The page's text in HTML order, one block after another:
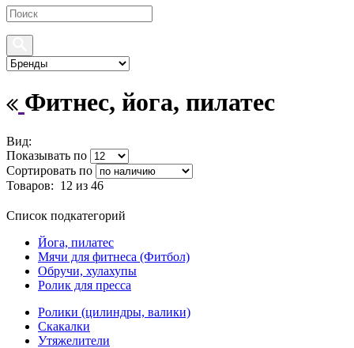
Фитнес, йога, пилатес
Вид:
Показывать по
Сортировать по
Товаров: 12 из 46
Список подкатегорий
Йога, пилатес
Мячи для фитнеса (Фитбол)
Обручи, хулахупы
Ролик для пресса
Ролики (цилиндры, валики)
Скакалки
Утяжелители